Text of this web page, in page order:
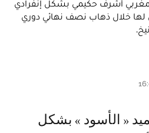
أشرف حكيمي بشكل إنفرادي
خلال ذهاب نصف نهائي دوري